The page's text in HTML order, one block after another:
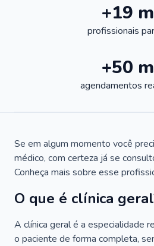
+19
profissionais
+50
agendamentos
Se em algum momento você
médico, com certeza já se
Conheça mais sobre esse
O que é clínica
A clínica geral é a especialidade
o paciente de forma completa,